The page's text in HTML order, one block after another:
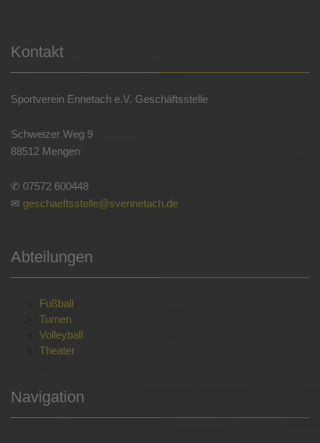
Kontakt
Sportverein Ennetach e.V. Geschäftsstelle
Schweizer Weg 9
88512 Mengen
✆ 07572 600448
✉ geschaeftsstelle@svennetach.de
Abteilungen
Fußball
Turnen
Volleyball
Theater
Navigation